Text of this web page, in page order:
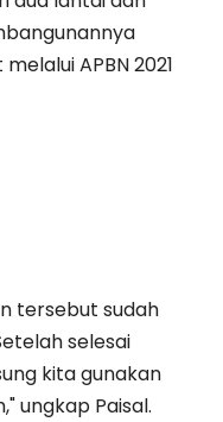
APBN 2021
tersebut sudah
selesai
kita gunakan
ungkap Paisal.